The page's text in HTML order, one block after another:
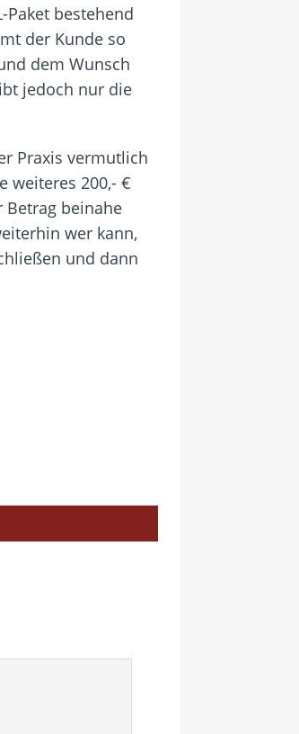
Paket bestehend
der Kunde so
dem Wunsch
jedoch nur die
Praxis vermutlich
weiteres 200,- €
Betrag beinahe
wer kann,
und dann